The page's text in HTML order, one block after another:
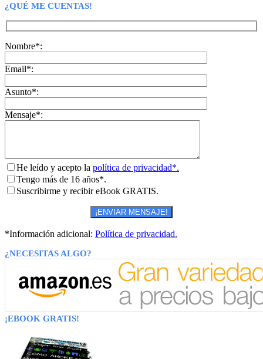
¿QUÉ ME CUENTAS!
Nombre*:
Email*:
Asunto*:
Mensaje*:
He leído y acepto la política de privacidad*.
Tengo más de 16 años*.
Suscribirme y recibir eBook GRATIS.
*Información adicional: Política de privacidad.
¿NECESITAS ALGO?
¡EBOOK GRATIS!